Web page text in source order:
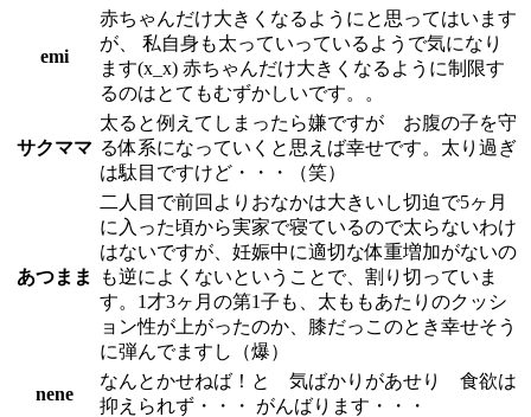
emi
赤ちゃんだけ大きくなるようにと思ってはいます
が、 私自身も太っていっているようで気になり
ます(x_x) 赤ちゃんだけ大きくなるように制限す
るのはとてもむずかしいです。。
サクママ
太ると例えてしまったら嫌ですが お腹の子を守
る体系になっていくと思えば幸せです。太り過ぎ
は駄目ですけど・・・（笑）
あつまま
二人目で前回よりおなかは大きいし切迫で5ヶ月
に入った頃から実家で寝ているので太らないわけ
はないですが、妊娠中に適切な体重増加がないの
も逆によくないということで、割り切っていま
す。1才3ヶ月の第1子も、太ももあたりのクッシ
ョン性が上がったのか、膝だっこのとき幸せそう
に弾んでますし（爆）
nene
なんとかせねば！と 気ばかりがあせり 食欲は
抑えられず・・・ がんばります・・・